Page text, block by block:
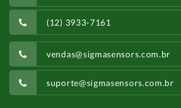
(12) 3933-7161
vendas@sigmasensors.com.br
suporte@sigmasensors.com.br